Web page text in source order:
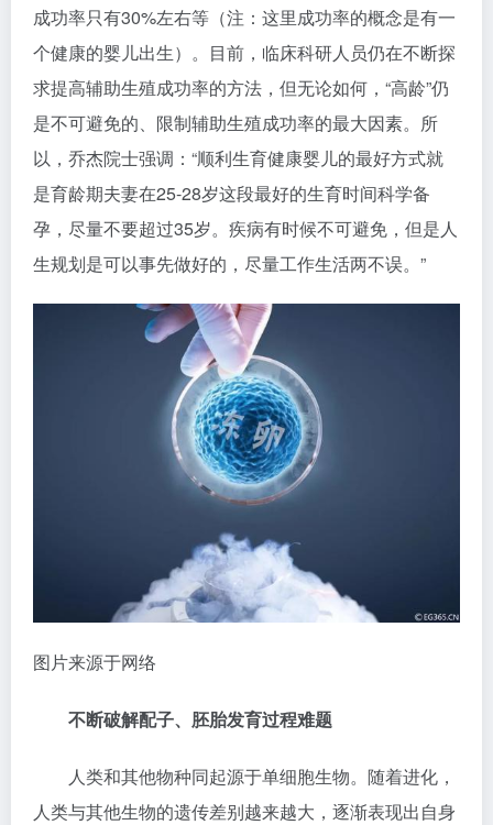
成功率只有30%左右等（注：这里成功率的概念是有一
个健康的婴儿出生）。目前，临床科研人员仍在不断探
求提高辅助生殖成功率的方法，但无论如何，“高龄”仍
是不可避免的、限制辅助生殖成功率的最大因素。所
以，乔杰院士强调：“顺利生育健康婴儿的最好方式就
是育龄期夫妻在25-28岁这段最好的生育时间科学备
孕，尽量不要超过35岁。疾病有时候不可避免，但是人
生规划是可以事先做好的，尽量工作生活两不误。”
图片来源于网络
不断破解配子、胚胎发育过程难题
人类和其他物种同起源于单细胞生物。随着进化，
人类与其他生物的遗传差别越来越大，逐渐表现出自身